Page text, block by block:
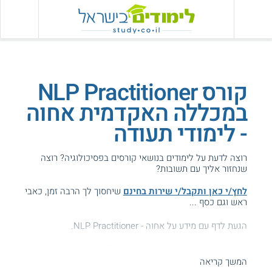
קורס NLP Practitioner
במכללה האקדמית אחוה
- לימודי תעודה
רוצה לדעת על לימודים בנושאי קורסים בפסיכולוגיה? רוצה
שנחזור אליך עם תשובות?
לחץ/י כאן ותקבל/י שירות בחינם שיחסוך לך הרבה זמן, כאבי
ראש וגם כסף ...
הגעת לדף עם מידע על אחוה - NLP Practitioner.
עזרנו גם לך? דרג אותנו:המשך קריאה